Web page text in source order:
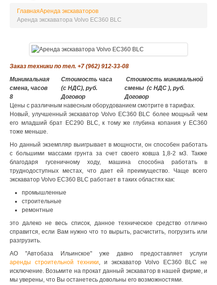
ГлавнаяАренда экскаваторов
Аренда экскаватора Volvo EC360 BLC
Заказ техники по тел. +7 (962) 912-33-08
Минимальная
смена, часов
Стоимость часа
(с НДС), руб.
Стоимость минимальной
смены (с НДС ), руб.
8
Договор
Договор
Цены с различным навесным оборудованием смотрите в тарифах.
Новый, улучшенный экскаватор Volvo EC360 BLC более мощный чем
его младший брат EC290 BLC, к тому же глубина копания у EC360
тоже меньше.
Но данный экземпляр выигрывает в мощности, он способен работать
с большими массами грунта за счет своего ковша 1,8-2 м3. Также
благодаря гусеничному ходу, машина способна работать в
труднодоступных местах, что дает ей преимущество. Чаще всего
экскаватор Volvo EC360 BLC работает в таких областях как:
промышленные
строительные
ремонтные
это далеко не весь список, данное техническое средство отлично
справится, если Вам нужно что то вырыть, расчистить, погрузить или
разгрузить.
АО "Автобаза Ильинское" уже давно предоставляет услуги
аренды строительной техники, и экскаватор Volvo EC360 BLC не
исключение. Возьмите на прокат данный экскаватор в нашей фирме, и
мы уверены, что Вы останетесь довольны его возможностями.